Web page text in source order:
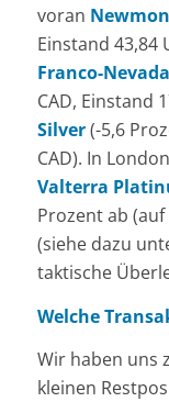
voran
Einstand 43,84
Franco-Nevada
CAD, Einstand
Silver(-5,6
CAD). In
Valterra
Prozent ab (auf
(siehe dazu
taktische
Welche
Wir haben uns
kleinen